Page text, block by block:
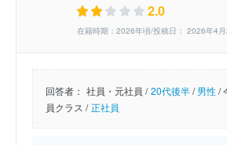
2.0
在籍時期：2026年頃/投稿日： 2026年4
回答者： 社員・元社員 / 20代後半/男性/
員クラス / 正社員